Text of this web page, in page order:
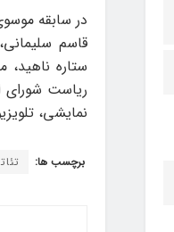
در سابقه‌
قاسم
ستاره
ریاست شورای
نمایشی،
برچسب ها: